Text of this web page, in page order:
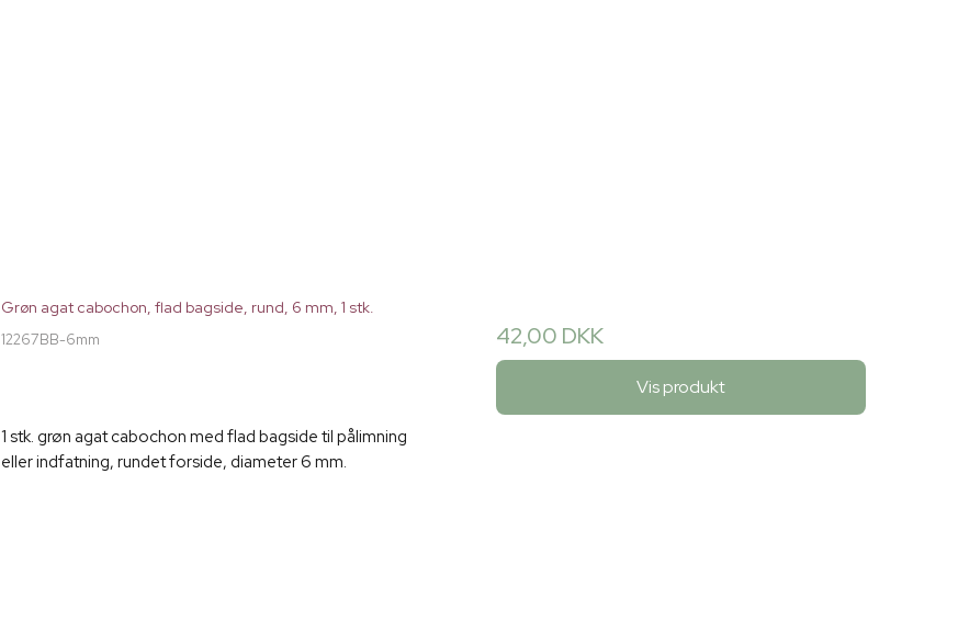
Grøn agat cabochon, flad bagside, rund, 6 mm, 1 stk.
12267BB-6mm
1 stk. grøn agat cabochon med flad bagside til pålimning
eller indfatning, rundet forside, diameter 6 mm.
42,00 DKK
Vis produkt